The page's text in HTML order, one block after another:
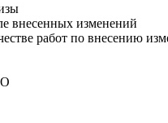
внесенных изменений
работ по внесению